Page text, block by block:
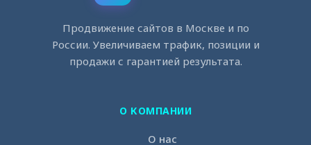
Продвижение сайтов в Москве и по
России. Увеличиваем трафик, позиции и
продажи с гарантией результата.
О КОМПАНИИ
О нас